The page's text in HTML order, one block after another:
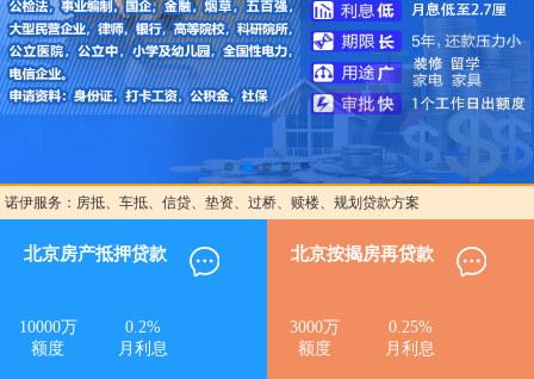
诺伊服务：房抵、车抵、信贷、垫资、过桥、赎楼、规划贷款方案
北京房产抵押贷款
10000万
额度
0.2%
月利息
北京按揭房再贷款
3000万
额度
0.25%
月利息